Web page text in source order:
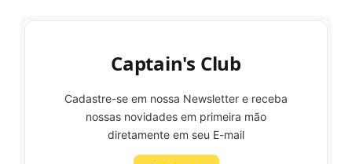
Captain's Club
Cadastre-se em nossa Newsletter e receba
nossas novidades em primeira mão
diretamente em seu E-mail